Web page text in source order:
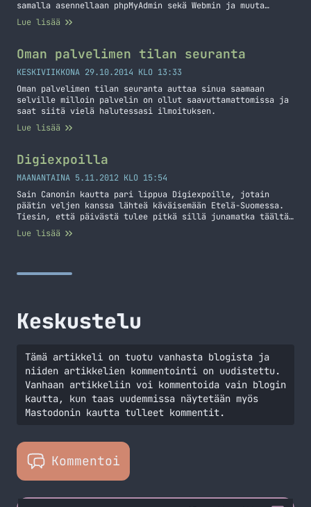
samalla asennellaan phpMyAdmin sekä Webmin ja muuta
mukavaa. Kaikki komennot toimivat Ubuntussa ja pitäisi
toimia muissakin koneissa missä on APT käytössä. Tämän on
tarvitsee tämänkaltaisia komentoja.
Lue lisää
Oman palvelimen tilan seuranta
KESKIVIIKKONA 29.10.2014 KLO 13:33
Oman palvelimen tilan seuranta auttaa sinua saamaan
selville milloin palvelin on ollut saavuttamattomissa ja
saat siitä vielä halutessasi ilmoituksen.
Lue lisää
Digiexpoilla
MAANANTAINA 5.11.2012 KLO 15:54
Sain Canonin kautta pari lippua Digiexpoille, jotain
päätin veljen kanssa lähteä käväisemään Etelä-Suomessa.
Tiesin, että päivästä tulee pitkä sillä junamatka täältä
Pasilaan kestää reilu neljä tuntia ja pitäähän sitä aikaa
varata expoille sekä syömiseen. Käytimme hyväksi VR:n
Lauantaina porukkaa oli ihan… Jatka lukemista
Lue lisää
Keskustelu
Tämä artikkeli on tuotu vanhasta blogista ja
niiden artikkelien kommentointi on uudistettu.
Vanhaan artikkeliin voi kommentoida vain blogin
kautta, kun taas uudemmissa näytetään myös
Mastodonin kautta tulleet kommentit.
Kommentoi